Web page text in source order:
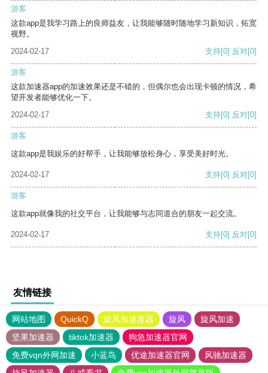
游客
这款app是我学习路上的良师益友，让我能够随时随地学习新知识，拓宽
视野。
2024-02-17
支持[0] 反对[0]
游客
这款加速器app的加速效果还是不错的，但偶尔也会出现卡顿的情况，希
望开发者能够优化一下。
2024-02-17
支持[0] 反对[0]
游客
这款app是我娱乐的好帮手，让我能够放松身心，享受美好时光。
2024-02-17 支持[0] 反对[0]
游客
这款app就像我的社交平台，让我能够与志同道合的朋友一起交流。
2024-02-17 支持[0] 反对[0]
友情链接
网站地图 QuickQ 旋风加速度器 旋风
旋风加速
坚果加速器
tiktok加速器
狗急加速器官网
免费vqn外网加速
小蓝鸟 优途加速器官网
风驰加速器